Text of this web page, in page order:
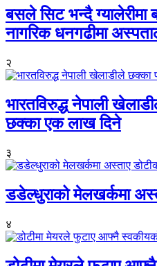
बसले सिट भन्दै
नागरिक धनगढीमा
२
भारतविरुद्ध नेपाली
छक्का एक लाख दिने
३
डडेल्धुराको मेलखर्कमा
४